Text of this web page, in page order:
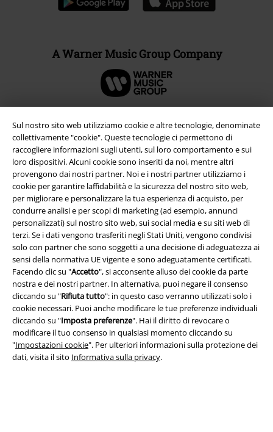
Sul nostro sito web utilizziamo cookie e altre tecnologie, denominate
collettivamente "cookie". Queste tecnologie ci permettono di
raccogliere informazioni sugli utenti, sul loro comportamento e sui
loro dispositivi. Alcuni cookie sono inseriti da noi, mentre altri
provengono dai nostri partner. Noi e i nostri partner utilizziamo i
cookie per garantire laffidabilità e la sicurezza del nostro sito web,
per migliorare e personalizzare la tua esperienza di acquisto, per
condurre analisi e per scopi di marketing (ad esempio, annunci
personalizzati) sul nostro sito web, sui social media e su siti web di
terzi. Se i dati vengono trasferiti negli Stati Uniti, vengono condivisi
solo con partner che sono soggetti a una decisione di adeguatezza ai
sensi della normativa UE vigente e sono adeguatamente certificati.
Facendo clic su "Accetto", si acconsente alluso dei cookie da parte
nostra e dei nostri partner. In alternativa, puoi negare il consenso
cliccando su "Rifiuta tutto": in questo caso verranno utilizzati solo i
cookie necessari. Puoi anche modificare le tue preferenze individuali
cliccando su "Imposta preferenze". Hai il diritto di revocare o
modificare il tuo consenso in qualsiasi momento cliccando su
"Impostazioni cookie". Per ulteriori informazioni sulla protezione dei
dati, visita il sito Informativa sulla privacy.
A Warner Music Group Company
Info legali
Termini & Condizioni
Redazione
Legge sulla Privacy
Smaltimento rifiuti e protezione dell’ambiente
Dichiarazione di Conformità